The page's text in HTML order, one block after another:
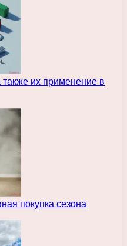
их применение в
покупка сезона